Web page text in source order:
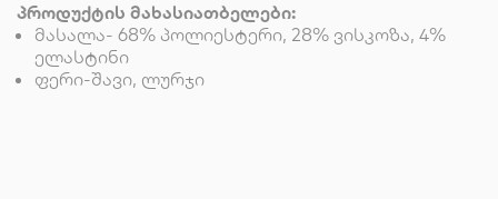
პროდუქტის მახასიათბელები:
მასალა- 68% პოლიესტერი, 28% ვისკოზა, 4%
ელასტინი
ფერი-შავი, ლურჯი